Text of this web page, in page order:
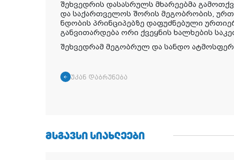
შეხვედრის დასასრულს მხარეებმა
და საქართველოს შორის მეგობრობის,
ნდობის პრინციპებზე დაფუძნებული
განვითარდება ორი ქვეყნის ხალხების
შეხვედრამ მეგობრულ და სანდო
უკან დაბრუნება
ᲛᲡᲒᲐᲕᲡᲘ ᲡᲘᲐᲮᲚᲔᲔᲑᲘ